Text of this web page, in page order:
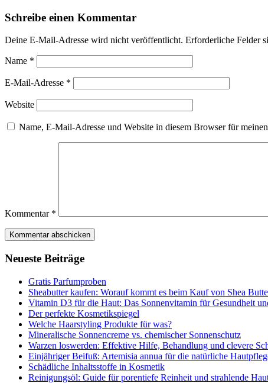
Schreibe einen Kommentar
Deine E-Mail-Adresse wird nicht veröffentlicht. Erforderliche Felder
Name *
E-Mail-Adresse *
Website
Name, E-Mail-Adresse und Website in diesem Browser für
Kommentar *
Neueste Beiträge
Gratis Parfumproben
Sheabutter kaufen: Worauf kommt es beim Kauf von Shea
Vitamin D3 für die Haut: Das Sonnenvitamin für Gesundheit
Der perfekte Kosmetikspiegel
Welche Haarstyling Produkte für was?
Mineralische Sonnencreme vs. chemischer Sonnenschutz
Warzen loswerden: Effektive Hilfe, Behandlung und clevere
Einjähriger Beifuß: Artemisia annua für die natürliche
Schädliche Inhaltsstoffe in Kosmetik
Reinigungsöl: Guide für porentiefe Reinheit und strahlende